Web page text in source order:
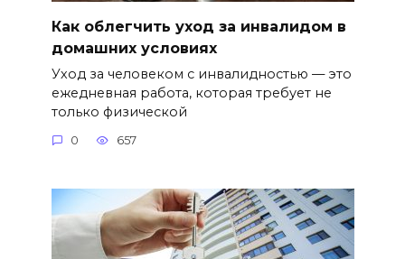
Как облегчить уход за инвалидом в
домашних условиях
Уход за человеком с инвалидностью — это
ежедневная работа, которая требует не
только физической
0 657